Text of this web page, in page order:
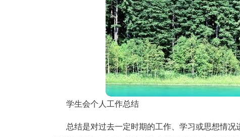
学生会个人工作总结
总结是对过去一定时期的工作、学习或思想情